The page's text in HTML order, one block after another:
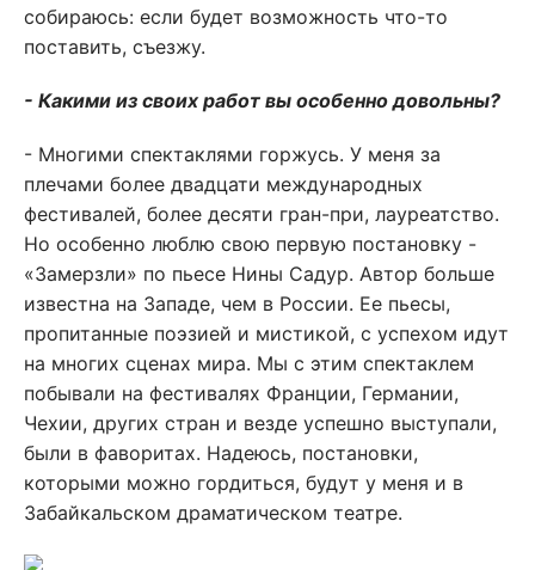
собираюсь: если будет возможность что-то
поставить, съезжу.
- Какими из своих работ вы особенно довольны?
- Многими спектаклями горжусь. У меня за
плечами более двадцати международных
фестивалей, более десяти гран-при, лауреатство.
Но особенно люблю свою первую постановку -
«Замерзли» по пьесе Нины Садур. Автор больше
известна на Западе, чем в России. Ее пьесы,
пропитанные поэзией и мистикой, с успехом идут
на многих сценах мира. Мы с этим спектаклем
побывали на фестивалях Франции, Германии,
Чехии, других стран и везде успешно выступали,
были в фаворитах. Надеюсь, постановки,
которыми можно гордиться, будут у меня и в
Забайкальском драматическом театре.